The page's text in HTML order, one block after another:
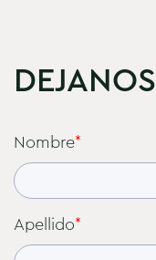
Nombre*
Apellido*